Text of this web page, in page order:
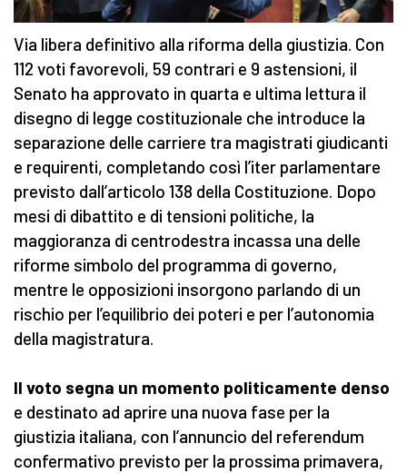
Via libera definitivo alla riforma della giustizia. Con
112 voti favorevoli, 59 contrari e 9 astensioni, il
Senato ha approvato in quarta e ultima lettura il
disegno di legge costituzionale che introduce la
separazione delle carriere tra magistrati giudicanti
e requirenti, completando così l’iter parlamentare
previsto dall’articolo 138 della Costituzione. Dopo
mesi di dibattito e di tensioni politiche, la
maggioranza di centrodestra incassa una delle
riforme simbolo del programma di governo,
mentre le opposizioni insorgono parlando di un
rischio per l’equilibrio dei poteri e per l’autonomia
della magistratura.
Il voto segna un momento politicamente denso
e destinato ad aprire una nuova fase per la
giustizia italiana, con l’annuncio del referendum
confermativo previsto per la prossima primavera,